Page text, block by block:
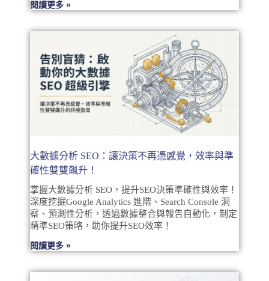
閱讀更多 »
大數據分析 SEO：讓決策不再憑感覺，效率與準
確性雙雙飆升！
掌握大數據分析 SEO，提升SEO決策準確性與效率！
深度挖掘Google Analytics 進階、Search Console 洞
察、預測性分析，透過數據整合與報告自動化，制定
精準SEO策略，助你提升SEO效率！
閱讀更多 »